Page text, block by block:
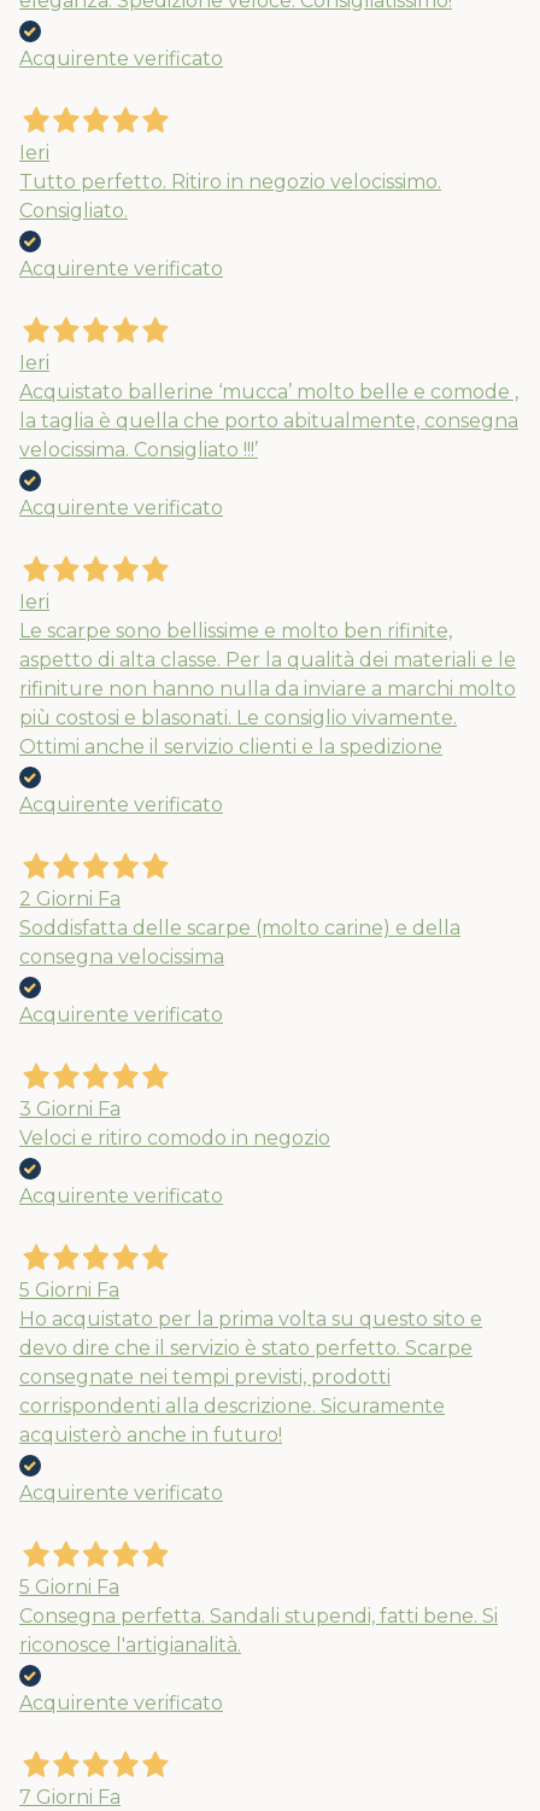
Acquirente verificato
Ieri
Tutto perfetto. Ritiro in negozio velocissimo.
Consigliato.
Acquirente verificato
Ieri
Acquistato ballerine ‘mucca’ molto belle e comode ,
la taglia è quella che porto abitualmente, consegna
velocissima. Consigliato !!!’
Acquirente verificato
Ieri
Le scarpe sono bellissime e molto ben rifinite,
aspetto di alta classe. Per la qualità dei materiali e le
rifiniture non hanno nulla da inviare a marchi molto
più costosi e blasonati. Le consiglio vivamente.
Ottimi anche il servizio clienti e la spedizione
Acquirente verificato
2 Giorni Fa
Soddisfatta delle scarpe (molto carine) e della
consegna velocissima
Acquirente verificato
3 Giorni Fa
Veloci e ritiro comodo in negozio
Acquirente verificato
5 Giorni Fa
Ho acquistato per la prima volta su questo sito e
devo dire che il servizio è stato perfetto. Scarpe
consegnate nei tempi previsti, prodotti
corrispondenti alla descrizione. Sicuramente
acquisterò anche in futuro!
Acquirente verificato
5 Giorni Fa
Consegna perfetta. Sandali stupendi, fatti bene. Si
riconosce l'artigianalità.
Acquirente verificato
7 Giorni Fa
Nuovi ribassi fino al 70%
chiusura solo per gli ordini effettuati
entro il 5/08
APPROFITTANE ORA